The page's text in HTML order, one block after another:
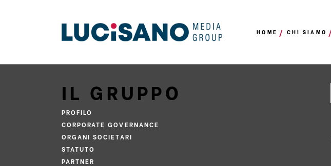
HOME CHI SIAMO
IL GRUPPO
PROFILO
CORPORATE GOVERNANCE
ORGANI SOCIETARI
STATUTO
PARTNER